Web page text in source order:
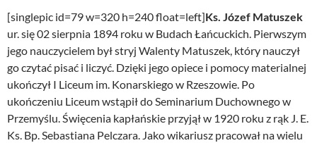
[singlepic id=79 w=320 h=240 float=left]Ks. Józef Matuszek
ur. się 02 sierpnia 1894 roku w Budach Łańcuckich. Pierwszym
jego nauczycielem był stryj Walenty Matuszek, który nauczył
go czytać pisać i liczyć. Dzięki jego opiece i pomocy materialnej
ukończył I Liceum im. Konarskiego w Rzeszowie. Po
ukończeniu Liceum wstąpił do Seminarium Duchownego w
Przemyślu. Święcenia kapłańskie przyjął w 1920 roku z rąk J. E.
Ks. Bp. Sebastiana Pelczara. Jako wikariusz pracował na wielu